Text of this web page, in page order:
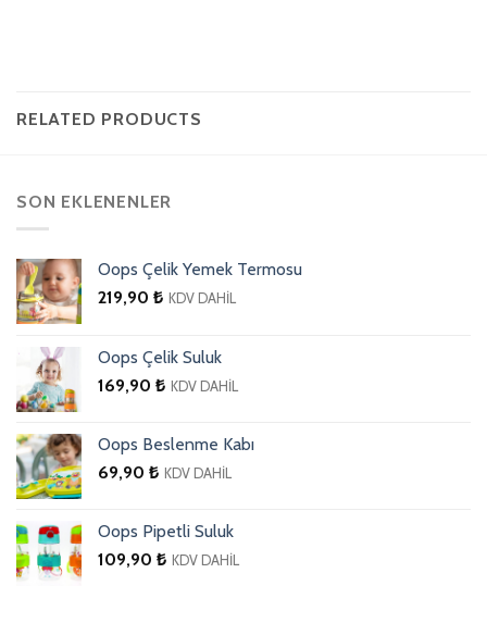
RELATED PRODUCTS
SON EKLENENLER
Oops Çelik Yemek Termosu
219,90 ₺ KDV DAHİL
Oops Çelik Suluk
169,90 ₺ KDV DAHİL
Oops Beslenme Kabı
69,90 ₺ KDV DAHİL
Oops Pipetli Suluk
109,90 ₺ KDV DAHİL